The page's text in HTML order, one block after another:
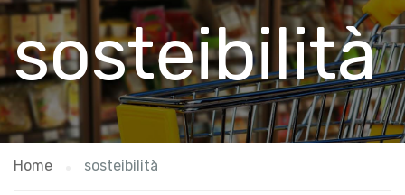
sosteibilità
Home sosteibilità